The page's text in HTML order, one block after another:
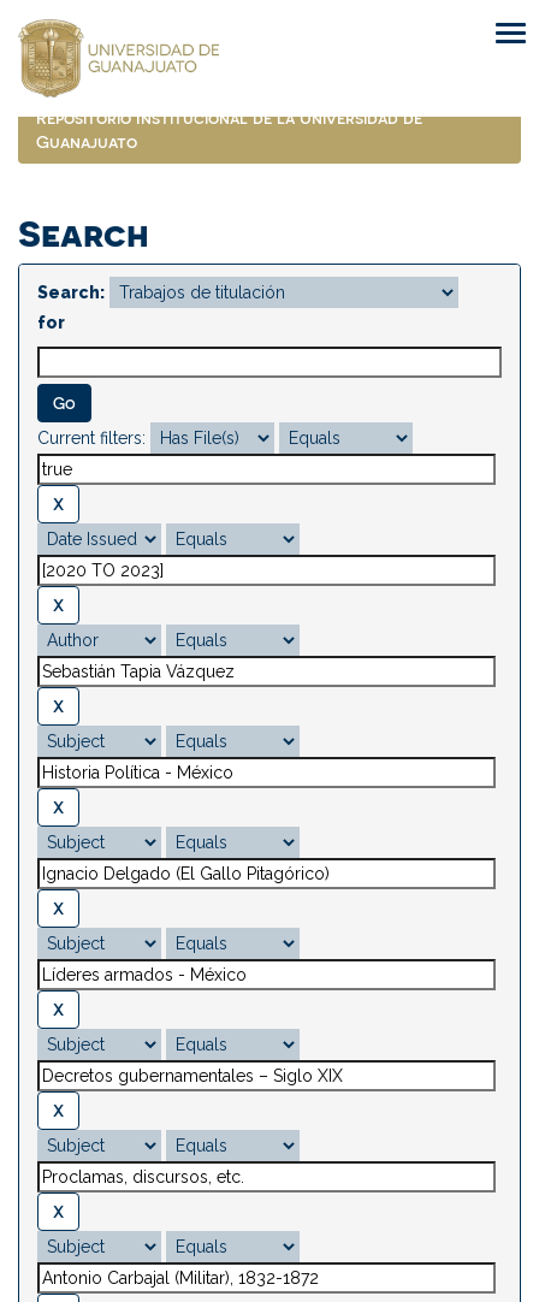
navigation
Repositorio Institucional de la Universidad de
Guanajuato
Search
Search:
for
Current filters: